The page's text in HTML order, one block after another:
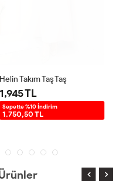
Helin Takım Taş Taş
1,945 TL
Sepette %10 İndirim
1.750,50 TL